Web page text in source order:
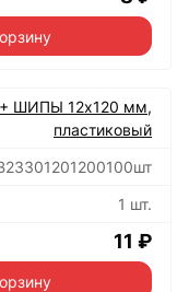
ШИПЫ 12х120 мм,
пластиковый
1 шт.
11 ₽